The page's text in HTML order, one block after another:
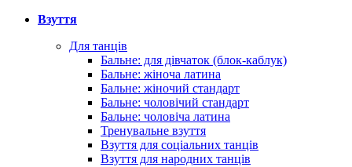
Взуття
Для танців
Бальне: для дівчаток (блок-каблук)
Бальне: жіноча латина
Бальне: жіночий стандарт
Бальне: чоловічий стандарт
Бальне: чоловіча латина
Тренувальне взуття
Взуття для соціальних танців
Взуття для народних танців